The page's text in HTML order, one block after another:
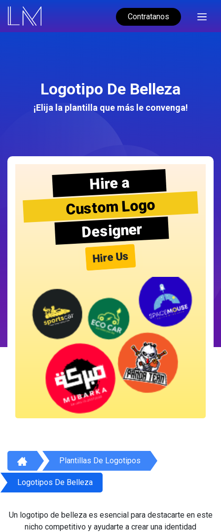
Contratanos
Logotipo De Belleza
¡Elija la plantilla que más le convenga!
Hire a
Custom Logo
Designer
Hire Us
Plantillas De Logotipos
Logotipos De Belleza
Un logotipo de belleza es esencial para destacarte en este
nicho competitivo y ayudarte a crear una identidad